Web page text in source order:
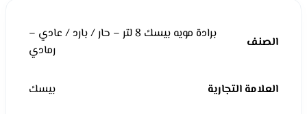
الصنف
برادة مويه بيسك 8 لتر – حار / بارد / عادي –
رمادي
العلامة التجارية بيسك